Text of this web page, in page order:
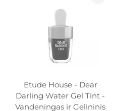
Etude House - Dear
Darling Water Gel Tint -
Vandeningas ir Gelininis